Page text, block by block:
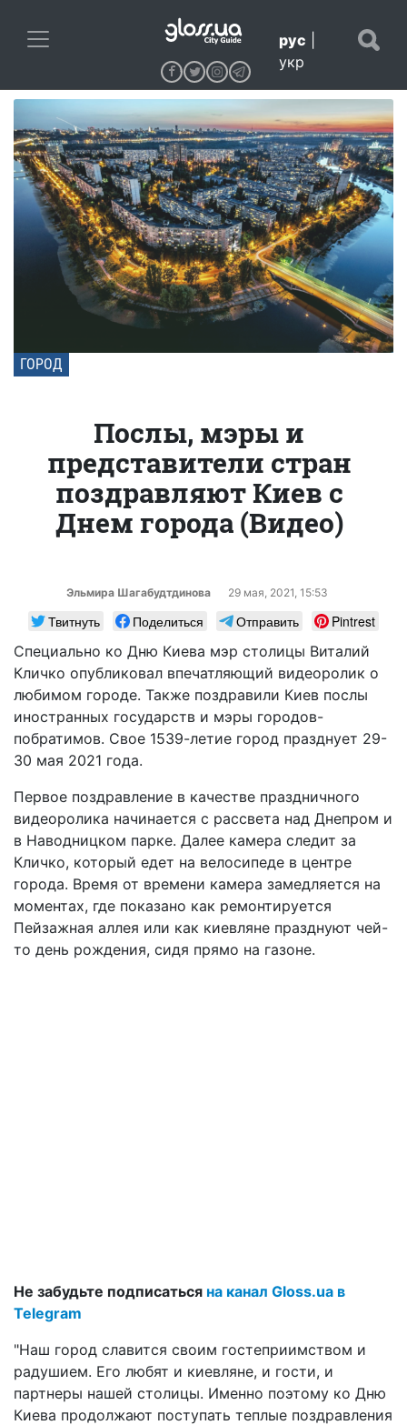
рус
укр
ГОРОД
Послы, мэры и
представители стран
поздравляют Киев с
Днем города (Видео)
Эльмира Шагабудтдинова 29 мая, 2021, 15:53
Твитнуть Поделиться Отправить
Pintrest
Специально ко Дню Киева мэр столицы Виталий
Кличко опубликовал впечатляющий видеоролик о
любимом городе. Также поздравили Киев послы
иностранных государств и мэры городов-
побратимов. Свое 1539-летие город празднует 29-
30 мая 2021 года.
Первое поздравление в качестве праздничного
видеоролика начинается с рассвета над Днепром и
в Наводницком парке. Далее камера следит за
Кличко, который едет на велосипеде в центре
города. Время от времени камера замедляется на
моментах, где показано как ремонтируется
Пейзажная аллея или как киевляне празднуют чей-
то день рождения, сидя прямо на газоне.
Не забудьте подписаться на канал Gloss.ua в
Telegram
"Наш город славится своим гостеприимством и
радушием. Его любят и киевляне, и гости, и
партнеры нашей столицы. Именно поэтому ко Дню
Киева продолжают поступать теплые поздравления